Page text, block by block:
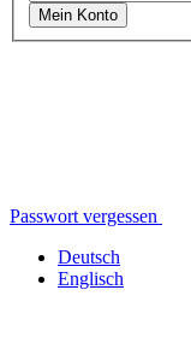
Mein Konto
Passwort vergessen
Deutsch
Englisch